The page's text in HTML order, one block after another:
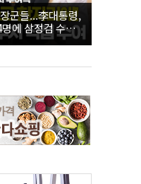
군들...李대통령,
에 삼정검 수치
급·삼정검 수치